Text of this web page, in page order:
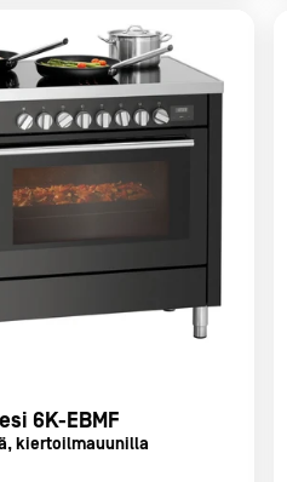
6K-EBMF
kiertoilmauunilla